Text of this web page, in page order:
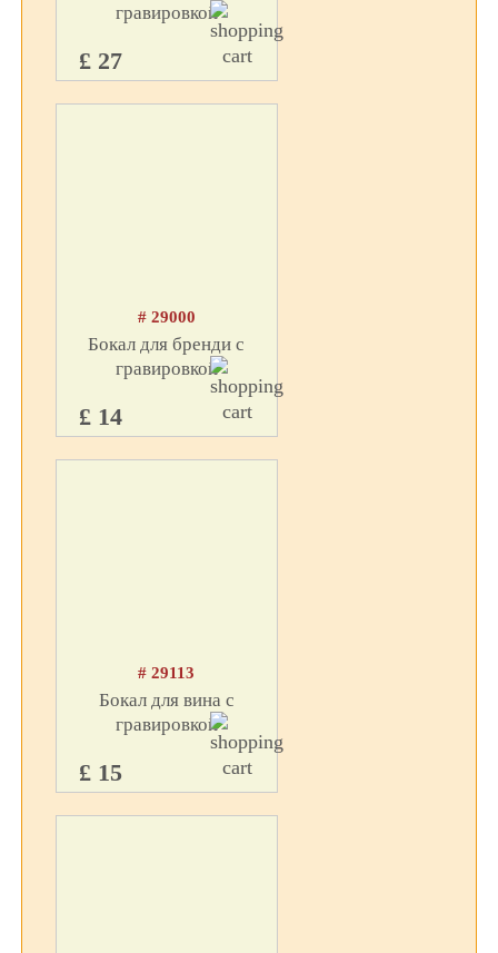
гравировкой
£ 27
# 29000
Бокал для бренди с
гравировкой
£ 14
# 29113
Бокал для вина c
гравировкой
£ 15